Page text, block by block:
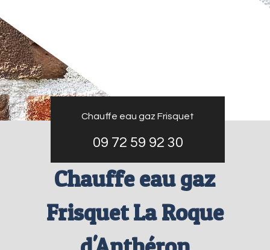
Chauffe eau gaz Frisquet
09 72 59 92 30
Chauffe eau gaz
Frisquet La Roque